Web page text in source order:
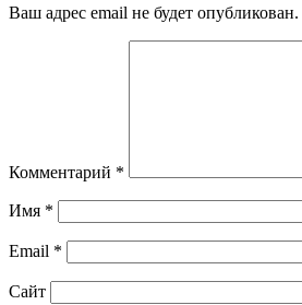
Ваш адрес email не будет опубликован.
Комментарий *
Имя *
Email *
Сайт